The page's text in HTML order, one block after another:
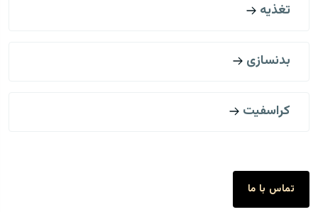
تغذیه
بدنسازی
کراسفیت
تماس با ما